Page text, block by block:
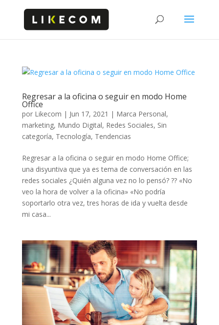
Regresar a la oficina o seguir en modo Home
Office
por Likecom | Jun 17, 2021 | Marca Personal,
marketing, Mundo Digital, Redes Sociales, Sin
categoría, Tecnología, Tendencias
Regresar a la oficina o seguir en modo Home Office;
una disyuntiva que ya es tema de conversación en las
redes sociales ¿Quién alguna vez no lo pensó? ?? «No
veo la hora de volver a la oficina» «No podría
soportarlo otra vez, tres horas de ida y vuelta desde
mi casa...